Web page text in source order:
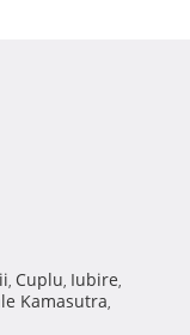
, Cuplu, Iubire,
Kamasutra,